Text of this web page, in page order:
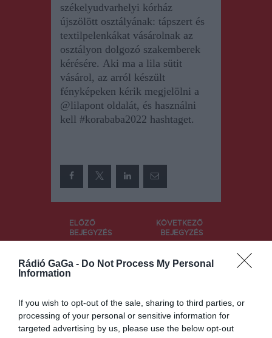
Rádió GaGa - Do Not Process My Personal
Information
If you wish to opt-out of the sale, sharing to third parties, or
processing of your personal or sensitive information for
targeted advertising by us, please use the below opt-out
székelyudvarhelyi kórház
újszölött osztályának: tápszert és
textilpelenkákat vásárolnak az
osztályon dolgozó szakemberek
kérésére. Aki ma a lila sütit
vásárol, az arról készült
fényképeken kérik megjelölni a
@lilapont oldalát, és használni
kell #korababa2022 hashtaget.
Bejegyzés
navigáció
ELŐZŐ
BEJEGYZÉS
személyek
ismét hamis
Országos
Adóhatóság
(ANAF)
KÖVETKEZŐ
BEJEGYZÉS
forgalomba
elhozott
dízel
autóbusz